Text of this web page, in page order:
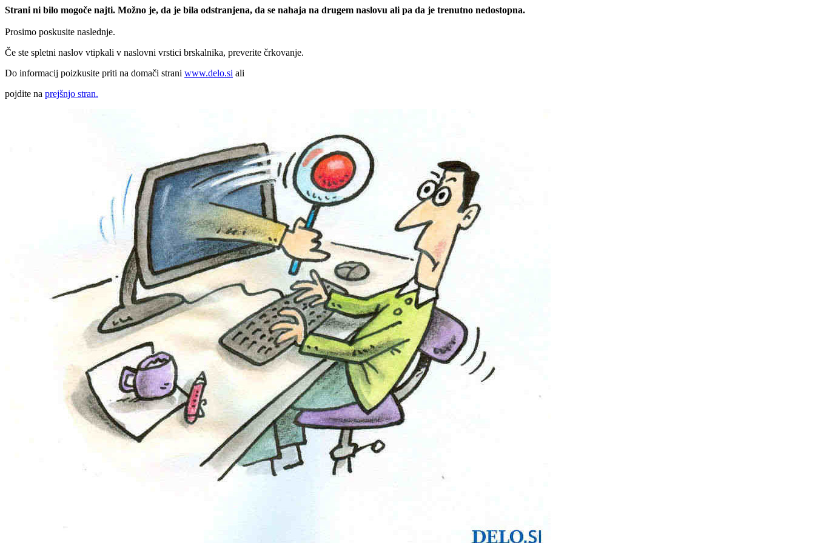
Strani ni bilo mogoče najti. Možno je, da je bila odstranjena, da se nahaja na drugem naslovu ali pa da je trenutno nedostopna.
Prosimo poskusite naslednje.
Če ste spletni naslov vtipkali v naslovni vrstici brskalnika, preverite črkovanje.
Do informacij poizkusite priti na domači strani www.delo.si ali
pojdite na prejšnjo stran.